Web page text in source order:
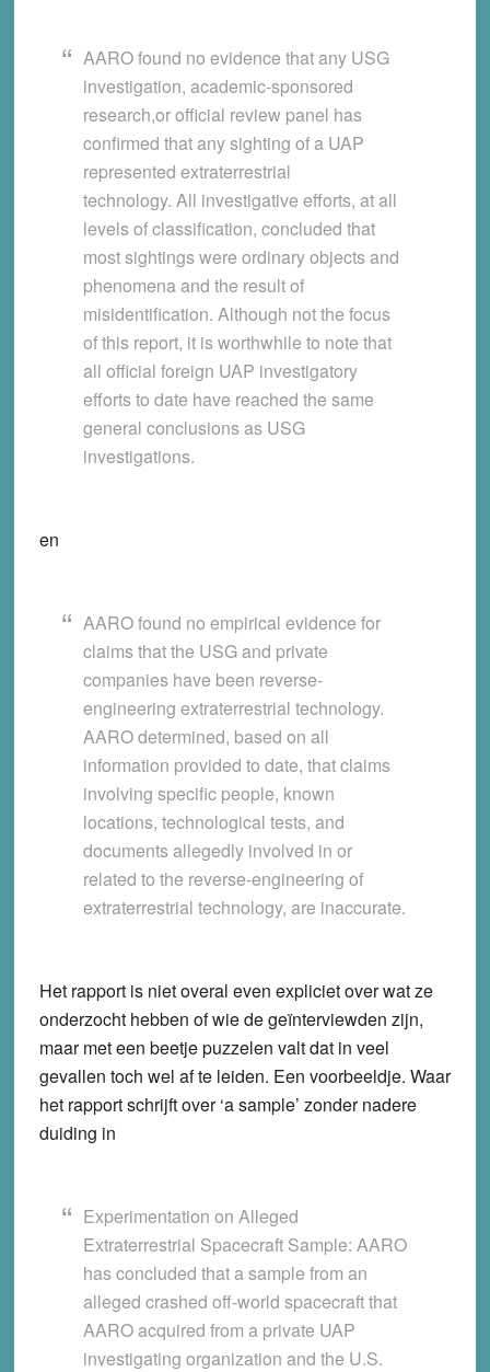
AARO found no evidence that any USG
investigation, academic-sponsored
research,or official review panel has
confirmed that any sighting of a UAP
represented extraterrestrial
technology. All investigative efforts, at all
levels of classification, concluded that
most sightings were ordinary objects and
phenomena and the result of
misidentification. Although not the focus
of this report, it is worthwhile to note that
all official foreign UAP investigatory
efforts to date have reached the same
general conclusions as USG
investigations.
en
AARO found no empirical evidence for
claims that the USG and private
companies have been reverse-
engineering extraterrestrial technology.
AARO determined, based on all
information provided to date, that claims
involving specific people, known
locations, technological tests, and
documents allegedly involved in or
related to the reverse-engineering of
extraterrestrial technology, are inaccurate.
Het rapport is niet overal even expliciet over wat ze
onderzocht hebben of wie de geïnterviewden zijn,
maar met een beetje puzzelen valt dat in veel
gevallen toch wel af te leiden. Een voorbeeldje. Waar
het rapport schrijft over ‘a sample’ zonder nadere
duiding in
Experimentation on Alleged
Extraterrestrial Spacecraft Sample: AARO
has concluded that a sample from an
alleged crashed off-world spacecraft that
AARO acquired from a private UAP
investigating organization and the U.S.